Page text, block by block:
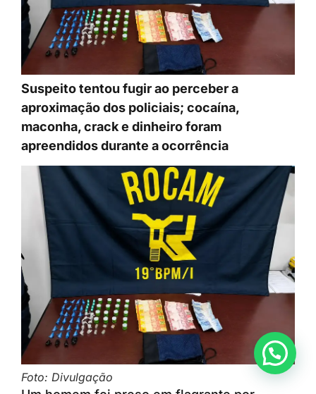
Suspeito tentou fugir ao perceber a
aproximação dos policiais; cocaína,
maconha, crack e dinheiro foram
apreendidos durante a ocorrência
Foto: Divulgação
Anunciar ou recomendar matéria